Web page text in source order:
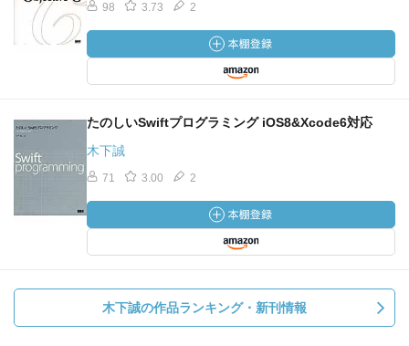
98 3.73 2
たのしいSwiftプログラミング iOS8&Xcode6対応
木下誠
71 3.00 2
木下誠の作品ランキング・新刊情報